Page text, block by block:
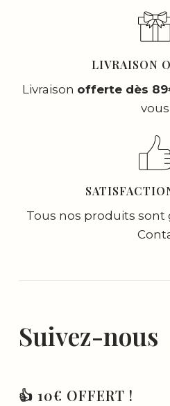
LIVRAISON
Livraison offerte dès
vous
Tous nos produits sont
Suivez-nous
👍 10€ OFFERT !